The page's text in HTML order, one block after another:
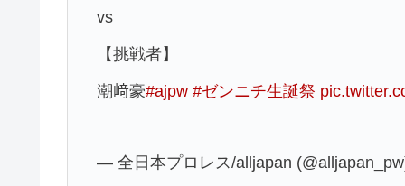
vs
【挑戦者】
潮﨑豪#ajpw #ゼンニチ生誕祭
— 全日本プロレス/alljapan